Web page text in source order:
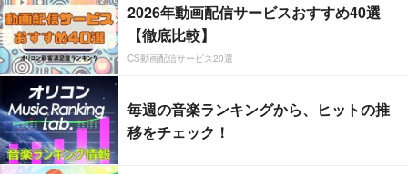
2026年動画配信サービスおすすめ40選
【徹底比較】
CS動画配信サービス20選
毎週の音楽ランキングから、ヒットの推
移をチェック！